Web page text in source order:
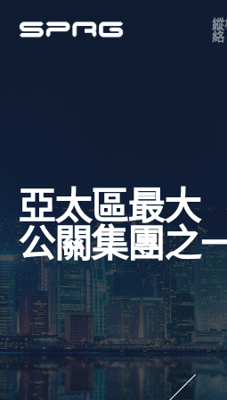
絡
亞太區最大
公關集團之
獲奬最多之
亞洲公關集